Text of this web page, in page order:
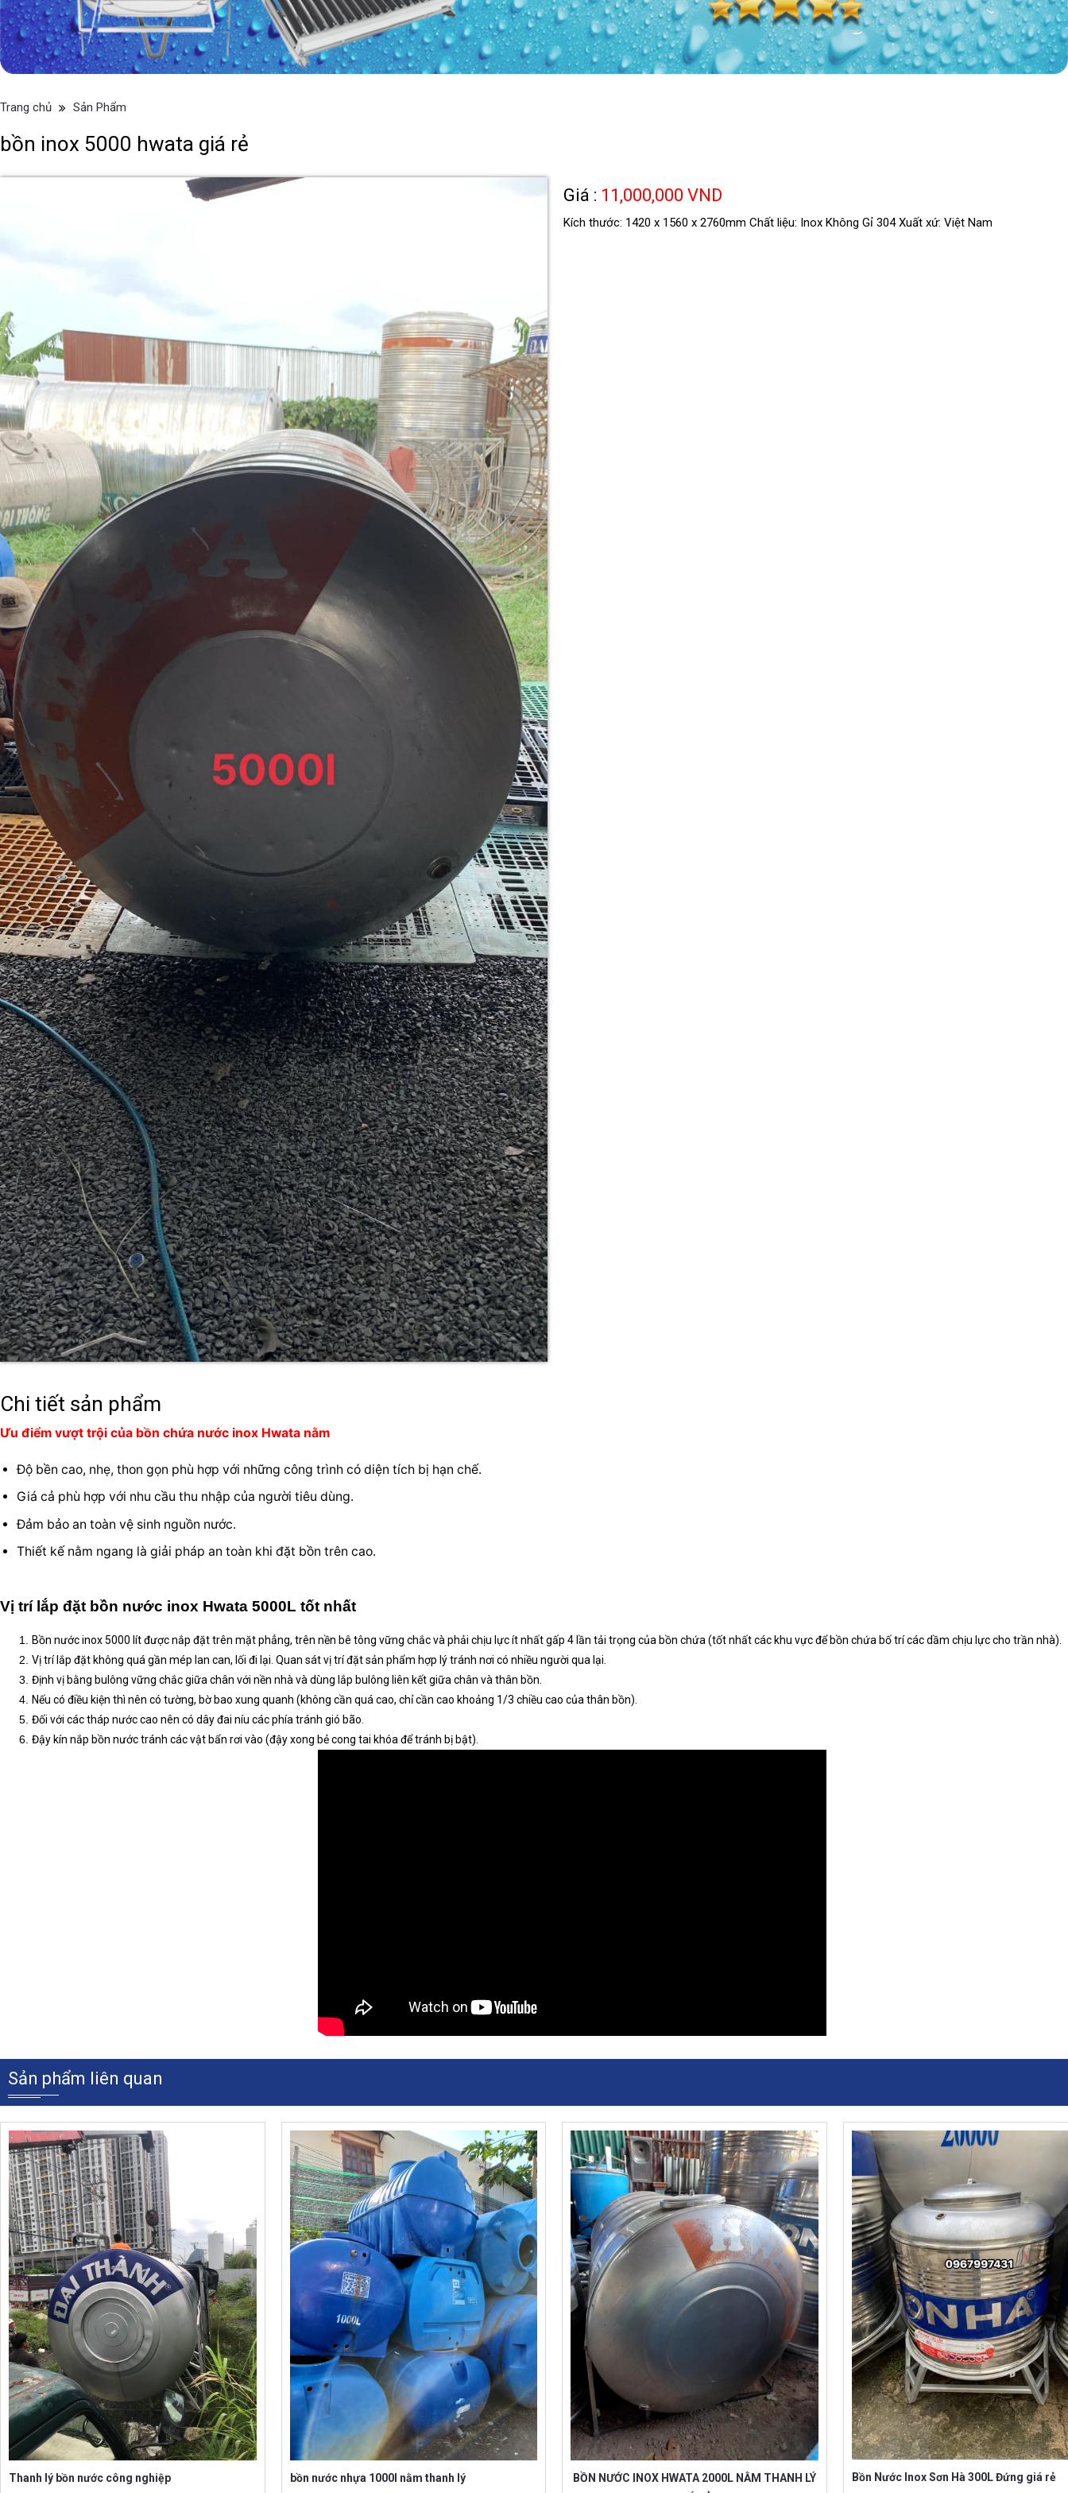
Trang chủ Sản Phẩm
bồn inox 5000 hwata giá rẻ
Ưu điểm vượt trội của bồn chứa nước inox Hwata nằm
Độ bền cao, nhẹ, thon gọn phù hợp với những công trình có diện tích bị hạn chế.
Giá cả phù hợp với nhu cầu thu nhập của người tiêu dùng.
Thiết kế nằm ngang là giải pháp an toàn khi đặt bồn trên cao.
Vị trí lắp đặt bồn nước inox Hwata 5000L tốt nhất
Bồn nước inox 5000 lít được nắp đặt trên mặt phẳng, trên nền bê tông vững chắc và phải chịu lực ít nhất gấp 4 lần tải trọng của bồn chứa (tốt nhất các khu vực để bồn chứa bố trí các dầm chịu lực cho trần nhà).
Vị trí lắp đặt không quá gần mép lan can, lối đi lại. Quan sát vị trí đặt sản phẩm hợp lý tránh nơi có nhiều người qua lại.
Định vị bằng bulông vững chắc giữa chân với nền nhà và dùng lắp bulông liên kết giữa chân và thân bồn.
Nếu có điều kiện thì nên có tường, bờ bao xung quanh (không cần quá cao, chỉ cần cao khoảng 1/3 chiều cao của thân bồn).
Sản phẩm liên quan